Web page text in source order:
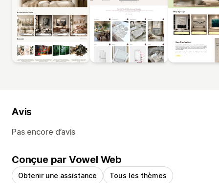
Avis
Pas encore d’avis
Conçue par Vowel Web
Obtenir une assistance Tous les thèmes